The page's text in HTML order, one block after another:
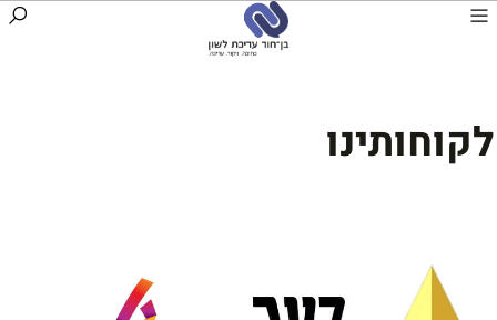
לקוחותינו